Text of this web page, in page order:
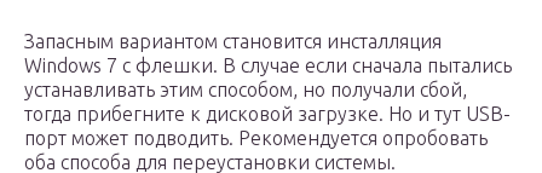
Запасным вариантом становится инсталляция
Windows 7 с флешки. В случае если сначала пытались
устанавливать этим способом, но получали сбой,
тогда прибегните к дисковой загрузке. Но и тут USB-
порт может подводить. Рекомендуется опробовать
оба способа для переустановки системы.